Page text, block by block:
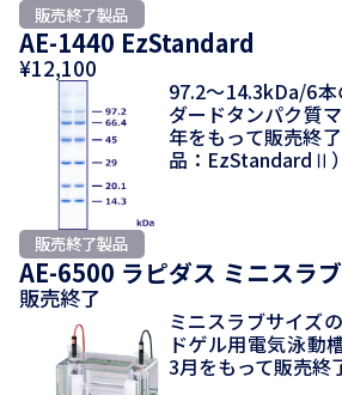
AE-1440 EzStandard
¥12,100
97.2～14.3kDa/6
ダードタンパク質
年をもって販売終
品：EzStandardⅡ
AE-6500 ラピダス ミニスラ
販売終了
ミニスラブサイズ
ドゲル用電気泳動
3月をもって販売終